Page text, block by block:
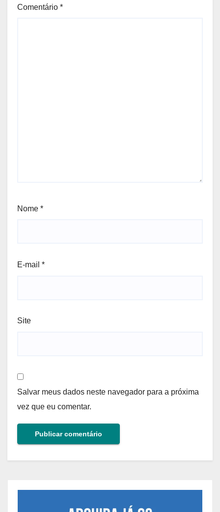
Comentário *
Nome *
E-mail *
Site
Salvar meus dados neste navegador para a próxima
vez que eu comentar.